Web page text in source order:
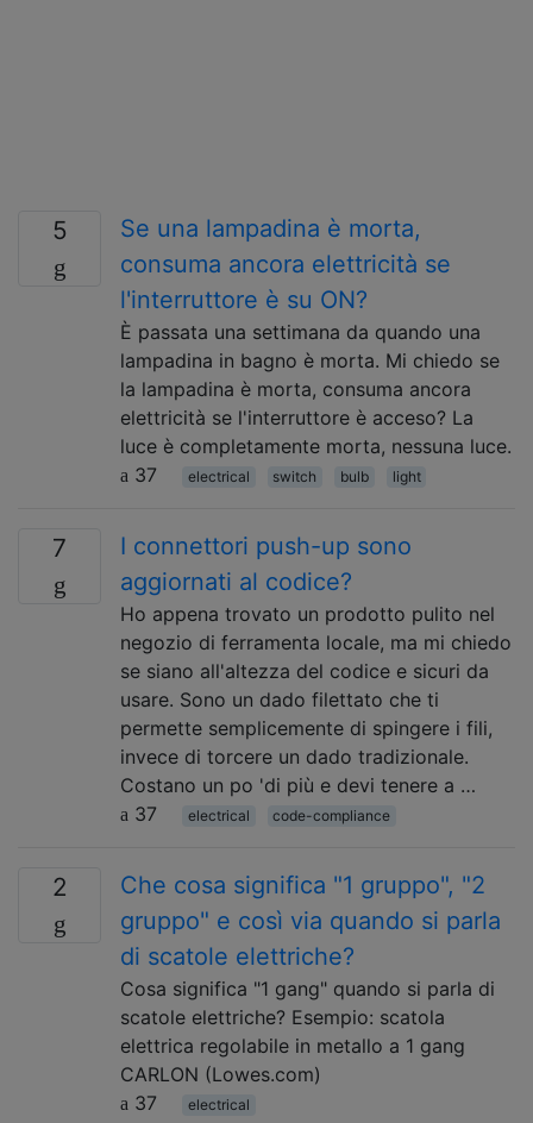
5
Se una lampadina è morta,
consuma ancora elettricità se
l'interruttore è su ON?
È passata una settimana da quando una
lampadina in bagno è morta. Mi chiedo se
la lampadina è morta, consuma ancora
elettricità se l'interruttore è acceso? La
luce è completamente morta, nessuna luce.
37
electrical switch bulb light
7
I connettori push-up sono
aggiornati al codice?
Ho appena trovato un prodotto pulito nel
negozio di ferramenta locale, ma mi chiedo
se siano all'altezza del codice e sicuri da
usare. Sono un dado filettato che ti
permette semplicemente di spingere i fili,
invece di torcere un dado tradizionale.
Costano un po 'di più e devi tenere a …
37
electrical code-compliance
2
Che cosa significa "1 gruppo", "2
gruppo" e così via quando si parla
di scatole elettriche?
Cosa significa "1 gang" quando si parla di
scatole elettriche? Esempio: scatola
elettrica regolabile in metallo a 1 gang
CARLON (Lowes.com)
37
electrical